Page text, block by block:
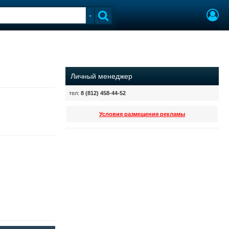
Личный менеджер
тел: 8 (812) 458-44-52
Условия размещения рекламы